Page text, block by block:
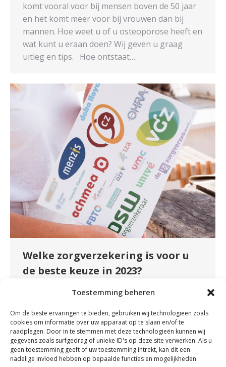
Toestemming beheren
Om de beste ervaringen te bieden, gebruiken wij technologieën zoals
cookies om informatie over uw apparaat op te slaan en/of te
raadplegen. Door in te stemmen met deze technologieën kunnen wij
gegevens zoals surfgedrag of unieke ID's op deze site verwerken. Als u
geen toestemming geeft of uw toestemming intrekt, kan dit een
nadelige invloed hebben op bepaalde functies en mogelijkheden.
komt vooral voor bij mensen boven de 50 jaar
en het komt meer voor bij vrouwen dan bij
mannen. Hoe weet u of u osteoporose heeft en
wat kunt u eraan doen? Wij geven u graag
uitleg en tips. Hoe ontstaat…
Welke zorgverzekering is voor u
de beste keuze in 2023?
By admin december 24, 2022
voor een andere zorgverzekering of een ander
verzekeringspakket. Maar hoe weet u nu welke
verzekering voor u de beste keuze is? Wist u
dat de meeste behandelingen fysiotherapie